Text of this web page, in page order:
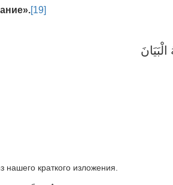
».[19]
краткого изложения.